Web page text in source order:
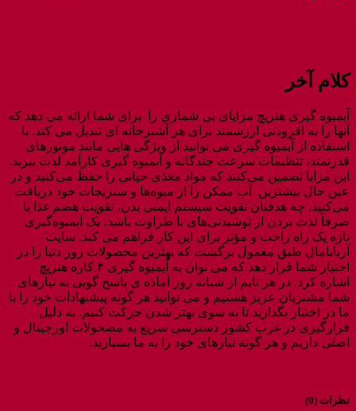
کلام آخر
آبمیوه گیری هنریچ مزایای بی شماری را برای شما ارائه می دهد که
آنها را به افزودنی ارزشمند برای هر آشپزخانه ای تبدیل می کند. با
استفاده از آبمیوه گیری می توانید از ویژگی هایی مانند موتورهای
قدرتمند، تنظیمات سرعت چندگانه و آبمیوه گیری کارآمد لذت ببرید.
این مزایا تضمین می‌کنند که مواد مغذی حیاتی را حفظ می‌کنید و در
عین حال بیشترین آب ممکن را از میوه‌ها و سبزیجات خود دریافت
می‌کنید. چه هدفتان تقویت سيستم ایمنی بدن، تقویت هضم غذا یا
صرفاً لذت بردن از نوشیدنی‌های با طراوت باشد، یک آبمیوه‌گیری
تازه یک راه راحت و مؤثر برای این کار فراهم می کند. سایت
آربابامال طبق معمول برگشت که بهترین محصولات روز دنیا را در
اختیار شما قرار دهد که می توان به آبمیوه گیری ۴ کاره هنریچ
اشاره کرد. در هر تایم از شبانه روز آماده ی پاسخ گویی به نیازهای
شما مشتریان عزیز هستیم و می توانید هر گونه پیشنهادات خود را با
ما در اختیار بگذارید تا به سوی بهتر شدن حرکت کنیم. به دلیل
قرارگیری در غرب کشور دسترسی سریع به مصحولات اورجینال و
اصلی داریم و هر گونه نیازهای خود را به ما بسپارید.
نظرات (0)